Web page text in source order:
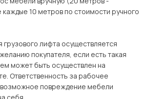
10 метров по стоимости ручного
грузового лифта осуществляется
покупателя, если есть такая
может быть осуществлен на
Ответственность за рабочее
повреждение мебели